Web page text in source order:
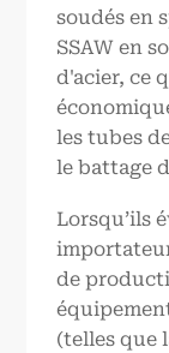
soudés en
SSAW en
d'acier, ce
les tubes
le battage
Lorsqu’ils
de
(telles que